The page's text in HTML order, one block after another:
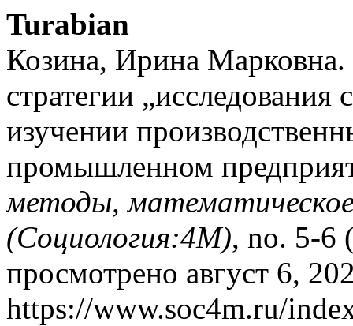
Turabian
Козина, Ирина
стратегии
изучении
промышленном
методы,
(Социология:4М), no. 5-6
просмотрено август 6,
https://www.soc4m.ru/